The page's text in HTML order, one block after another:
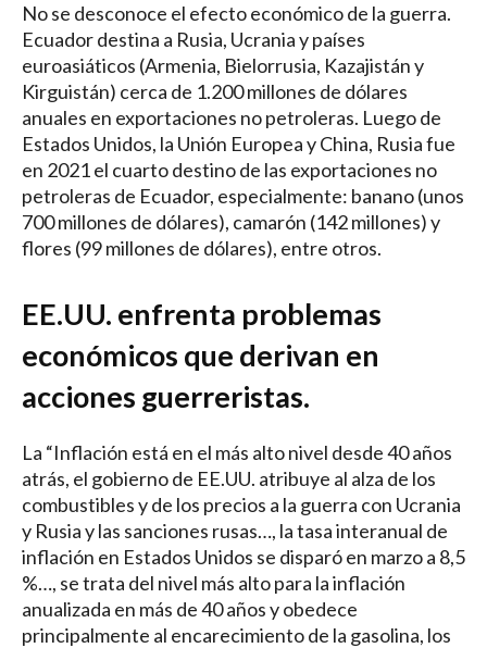
No se desconoce el efecto económico de la guerra.
Ecuador destina a Rusia, Ucrania y países
euroasiáticos (Armenia, Bielorrusia, Kazajistán y
Kirguistán) cerca de 1.200 millones de dólares
anuales en exportaciones no petroleras. Luego de
Estados Unidos, la Unión Europea y China, Rusia fue
en 2021 el cuarto destino de las exportaciones no
petroleras de Ecuador, especialmente: banano (unos
700 millones de dólares), camarón (142 millones) y
flores (99 millones de dólares), entre otros.
EE.UU. enfrenta problemas
económicos que derivan en
acciones guerreristas.
La “Inflación está en el más alto nivel desde 40 años
atrás, el gobierno de EE.UU. atribuye al alza de los
combustibles y de los precios a la guerra con Ucrania
y Rusia y las sanciones rusas…, la tasa interanual de
inflación en Estados Unidos se disparó en marzo a 8,5
%…, se trata del nivel más alto para la inflación
anualizada en más de 40 años y obedece
principalmente al encarecimiento de la gasolina, los